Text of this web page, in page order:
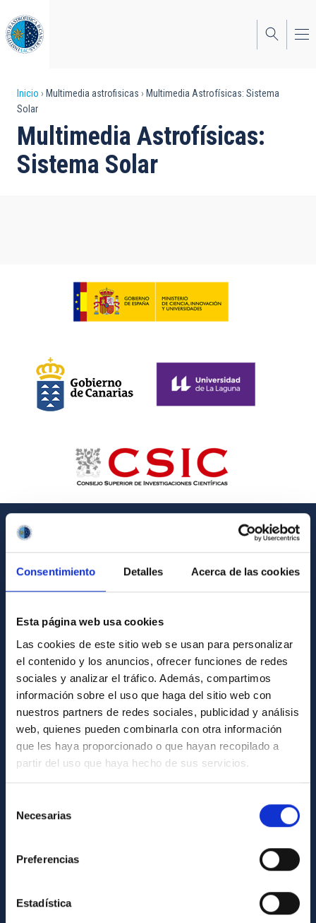
Consentimiento Detalles Acerca de las cookies
Esta página web usa cookies
Las cookies de este sitio web se usan para personalizar
el contenido y los anuncios, ofrecer funciones de redes
sociales y analizar el tráfico. Además, compartimos
información sobre el uso que haga del sitio web con
nuestros partners de redes sociales, publicidad y análisis
web, quienes pueden combinarla con otra información
que les haya proporcionado o que hayan recopilado a
partir del uso que haya hecho de sus servicios.
Necesarias
Preferencias
Estadística
al
contenido
principal
Sobrescribir
enlaces
de
ayuda
Inicio Multimedia astrofisicas
Multimedia Astrofísicas: Sistema
Solar
Multimedia Astrofísicas:
Sistema Solar
Contacto
Directorio de personal
Biblioteca
Registro general
INFORMACIÓN INSTITUCIONAL
Legislación
Transparencia
Código ético y política antifraude
Igualdad y diversidad de género
Medio Ambiente y Sostenibilidad
Financiación externa